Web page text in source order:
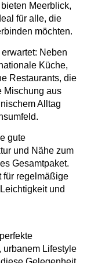
Meerblick,
für alle, die
möchten.
Neben
Küche,
Restaurants, die
Mischung aus
Alltag
gute
und Nähe zum
Gesamtpaket.
für regelmäßige
und
urbanem Lifestyle